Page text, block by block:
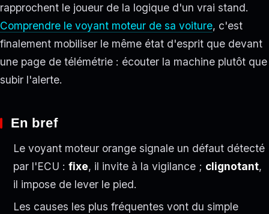
rapprochent le joueur de la logique d'un vrai stand.
Comprendre le voyant moteur de sa voiture, c'est
finalement mobiliser le même état d'esprit que devant
une page de télémétrie : écouter la machine plutôt que
subir l'alerte.
En bref
Le voyant moteur orange signale un défaut détecté
par l'ECU :fixe, il invite à la vigilance ; clignotant,
il impose de lever le pied.
Les causes les plus fréquentes vont du simple